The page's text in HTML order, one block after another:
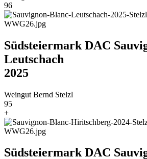
96
Südsteiermark DAC
Leutschach
2025
Weingut Bernd Stelzl
95
+
Südsteiermark DAC